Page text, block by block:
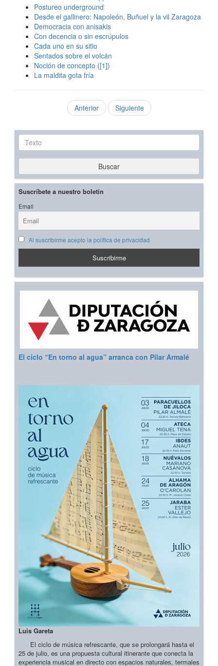
Postureo underground
Desde el gallinero: Napoleón, Buñuel y la vil Zaragoza
Democracia con anisakis
Con decencia o sin escrúpulos
Cada uno en su sitio
Sentados sobre el volcán
Noción de concepto ([1])
La maldita gota fría
Anterior Siguiente
Texto
Buscar
Suscríbete a nuestro boletín
Email
Al suscribirme acepto la política de privacidad
El ciclo “En torno al agua” arranca con Pilar Armalé
Luis Gareta
El ciclo de música refrescante, que se prolongará hasta el
25 de julio, es una propuesta cultural itinerante que conecta la
experiencia musical en directo con espacios naturales, termales